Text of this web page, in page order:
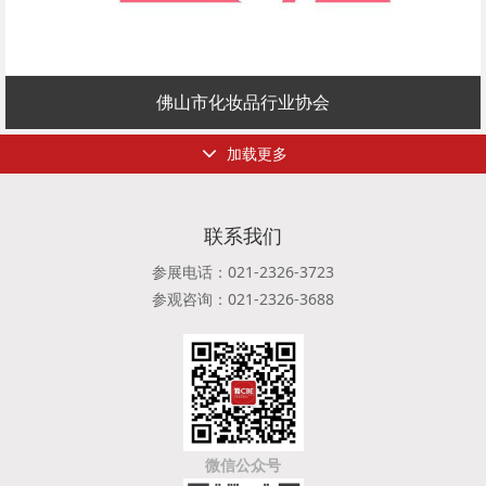
佛山市化妆品行业协会
加载更多
联系我们
参展电话：021-2326-3723
参观咨询：021-2326-3688
微信公众号